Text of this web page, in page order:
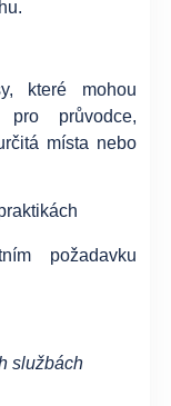
které mohou
pro průvodce,
místa nebo
požadavku
službách